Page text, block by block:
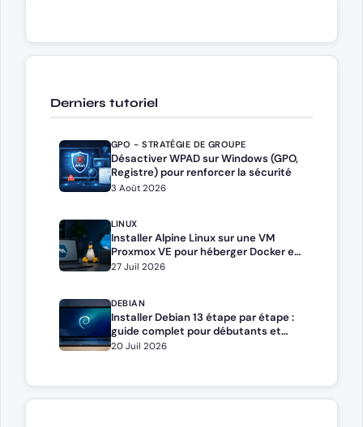
Derniers tutoriel
GPO - STRATÉGIE DE GROUPE
Désactiver WPAD sur Windows (GPO,
Registre) pour renforcer la sécurité
3 Août 2026
LINUX
Installer Alpine Linux sur une VM
Proxmox VE pour héberger Docker et
Docker Compose
27 Juil 2026
DEBIAN
Installer Debian 13 étape par étape :
guide complet pour débutants et
administrateurs
20 Juil 2026